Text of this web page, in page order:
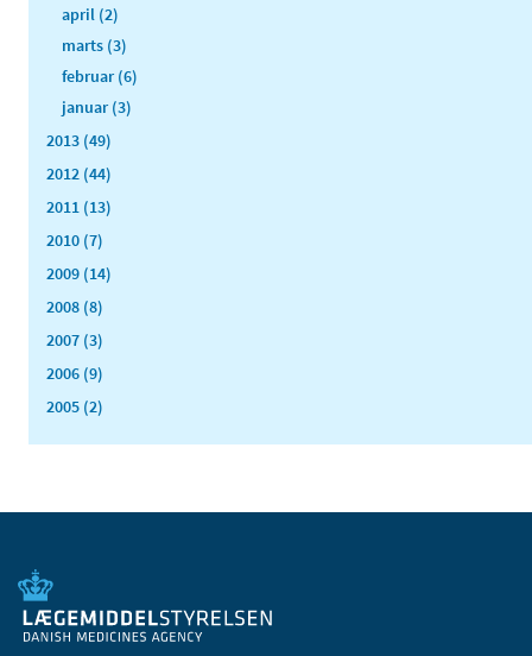
april (2)
marts (3)
februar (6)
januar (3)
2013 (49)
2012 (44)
2011 (13)
2010 (7)
2009 (14)
2008 (8)
2007 (3)
2006 (9)
2005 (2)